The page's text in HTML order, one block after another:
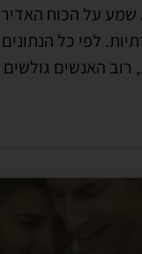
על הכוח האדיר
לפי כל הנתונים
רוב האנשים גולשים